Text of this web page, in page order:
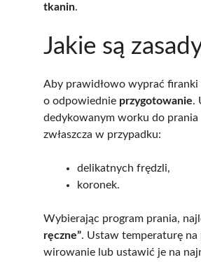
tkanin.
Jakie są
Aby prawidłowo wyprać
o odpowiednie przygotowanie.
dedykowanym worku do prania
zwłaszcza w przypadku:
delikatnych frędzli,
koronek.
Wybierając program prania,
ręczne”. Ustaw temperaturę na
wirowanie lub ustawić je na